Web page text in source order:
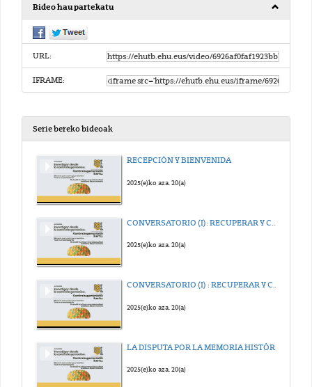
Bideo hau partekatu
URL:
IFRAME:
Serie bereko bideoak
RECEPCIÓN Y BIENVENIDA
2025(e)ko aza. 20(a)
2025(e)ko aza. 20(a)
CONVERSATORIO (I) : RECUPERAR Y CO-CONSTRUIR MEMORIAS EN EL AULA Y EN LA CALLE (Segunda Parte)
2025(e)ko aza. 20(a)
2025(e)ko aza. 20(a)